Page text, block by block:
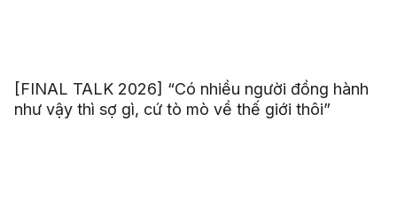
[FINAL TALK 2026] “Có nhiều người đồng hành
như vậy thì sợ gì, cứ tò mò về thế giới thôi”